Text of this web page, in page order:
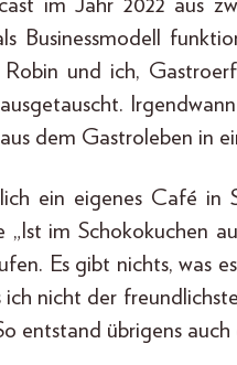
im Jahr 2022 aus
Businessmodell
und ich,
dem Gastroleben in
ein eigenes Café in
im Schokokuchen
Es gibt nichts, was
nicht der
entstand übrigens